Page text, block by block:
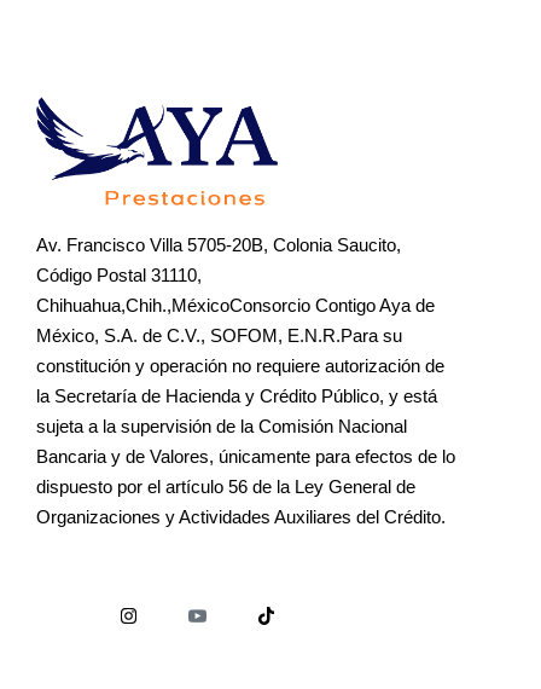
Av. Francisco Villa 5705-20B, Colonia Saucito,
Código Postal 31110,
Chihuahua,Chih.,MéxicoConsorcio Contigo Aya de
México, S.A. de C.V., SOFOM, E.N.R.Para su
constitución y operación no requiere autorización de
la Secretaría de Hacienda y Crédito Público, y está
sujeta a la supervisión de la Comisión Nacional
Bancaria y de Valores, únicamente para efectos de lo
dispuesto por el artículo 56 de la Ley General de
Organizaciones y Actividades Auxiliares del Crédito.